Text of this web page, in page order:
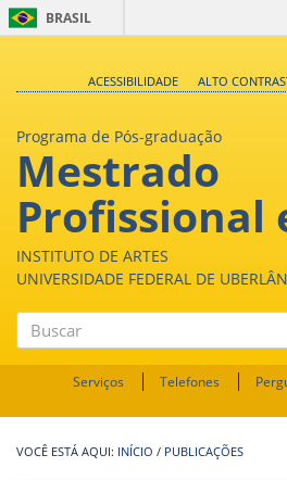
BRASIL
ACESSIBILIDADE
ALTO
Programa de Pós-graduação
Mestrado
Profissional
INSTITUTO DE ARTES
UNIVERSIDADE FEDERAL DE
Buscar
Serviços Telefones
INÍCIO / PUBLICAÇÕES